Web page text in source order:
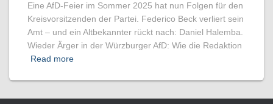
Eine AfD-Feier im Sommer 2025 hat nun Folgen für den
Kreisvorsitzenden der Partei. Federico Beck verliert sein
Amt – und ein Altbekannter rückt nach: Daniel Halemba.
Wieder Ärger in der Würzburger AfD: Wie die Redaktion
Read more